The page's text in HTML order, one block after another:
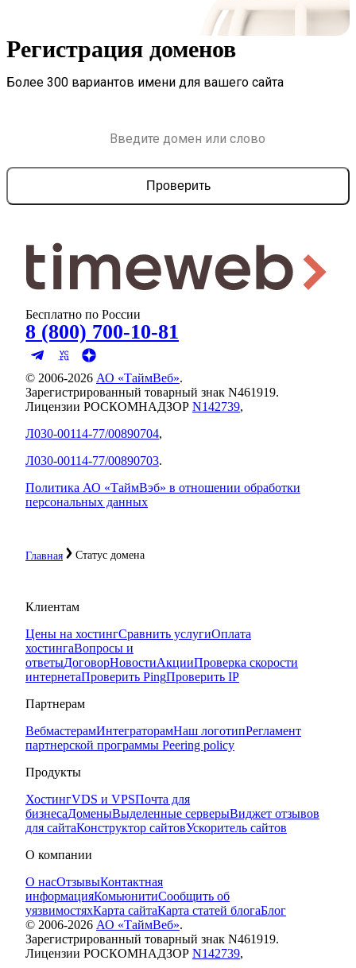
Регистрация доменов
Более 300 вариантов имени для вашего сайта
Проверить
Главная Статус домена
Бесплатно по России
8 (800) 700-10-81
© 2006-2026 АО «ТаймВеб».
Зарегистрированный товарный знак N461919.
Лицензии РОСКОМНАДЗОР N142739,
Л030-00114-77/00890704,
Л030-00114-77/00890703.
Политика АО «ТаймВэб» в отношении обработки
персональных данных
Клиентам
Цены на хостингСравнить услугиОплата
хостингаВопросы и
ответыДоговорНовостиАкцииПроверка скорости
интернетаПроверить PingПроверить IP
Партнерам
ВебмастерамИнтеграторамНаш логотипРегламент
партнерской программы Peering policy
Продукты
ХостингVDS и VPSПочта для
бизнесаДоменыВыделенные серверыВиджет отзывов
для сайтаКонструктор сайтовУскоритель сайтов
О компании
О насОтзывыКонтактная
информацияКомьюнитиСообщить об
уязвимостяхКарта сайтаКарта статей блогаБлог
© 2006-2026 АО «ТаймВеб».
Зарегистрированный товарный знак N461919.
Лицензии РОСКОМНАДЗОР N142739,